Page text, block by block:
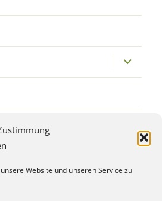
Website und unseren Service zu
Untermenü
öffnen
öffnen
öffnen